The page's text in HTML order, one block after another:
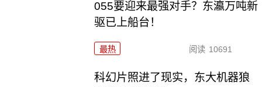
055要迎来最强对手？东瀛万吨新
驱已上船台！
最热 阅读 10691
科幻片照进了现实，东大机器狼